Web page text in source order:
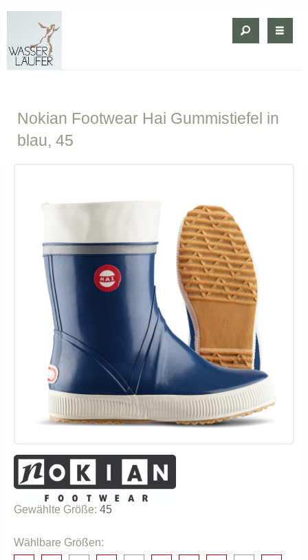
Nokian Footwear Hai Gummistiefel in
blau, 45
Gewählte Größe: 45
Wählbare Größen: